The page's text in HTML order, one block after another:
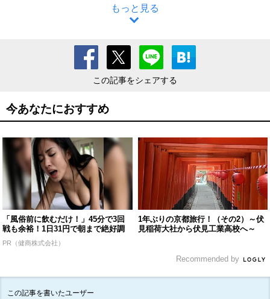
もっと見る
この記事をシェアする
今あなたにおすすめ
「風俗前に飲むだけ！」45分で3回
戦も余裕！1日31円で朝まで絶好調
PR（健商株式会社）
1年ぶりの京都旅行！（その2）～伏
見稲荷大社から伏見工業高校へ～
Recommended by
この記事を書いたユーザー